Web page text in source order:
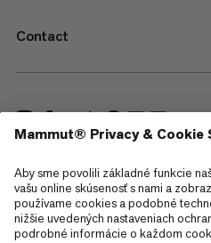
Contact
—